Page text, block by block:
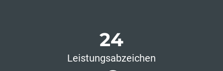
24
Leistungsabzeichen